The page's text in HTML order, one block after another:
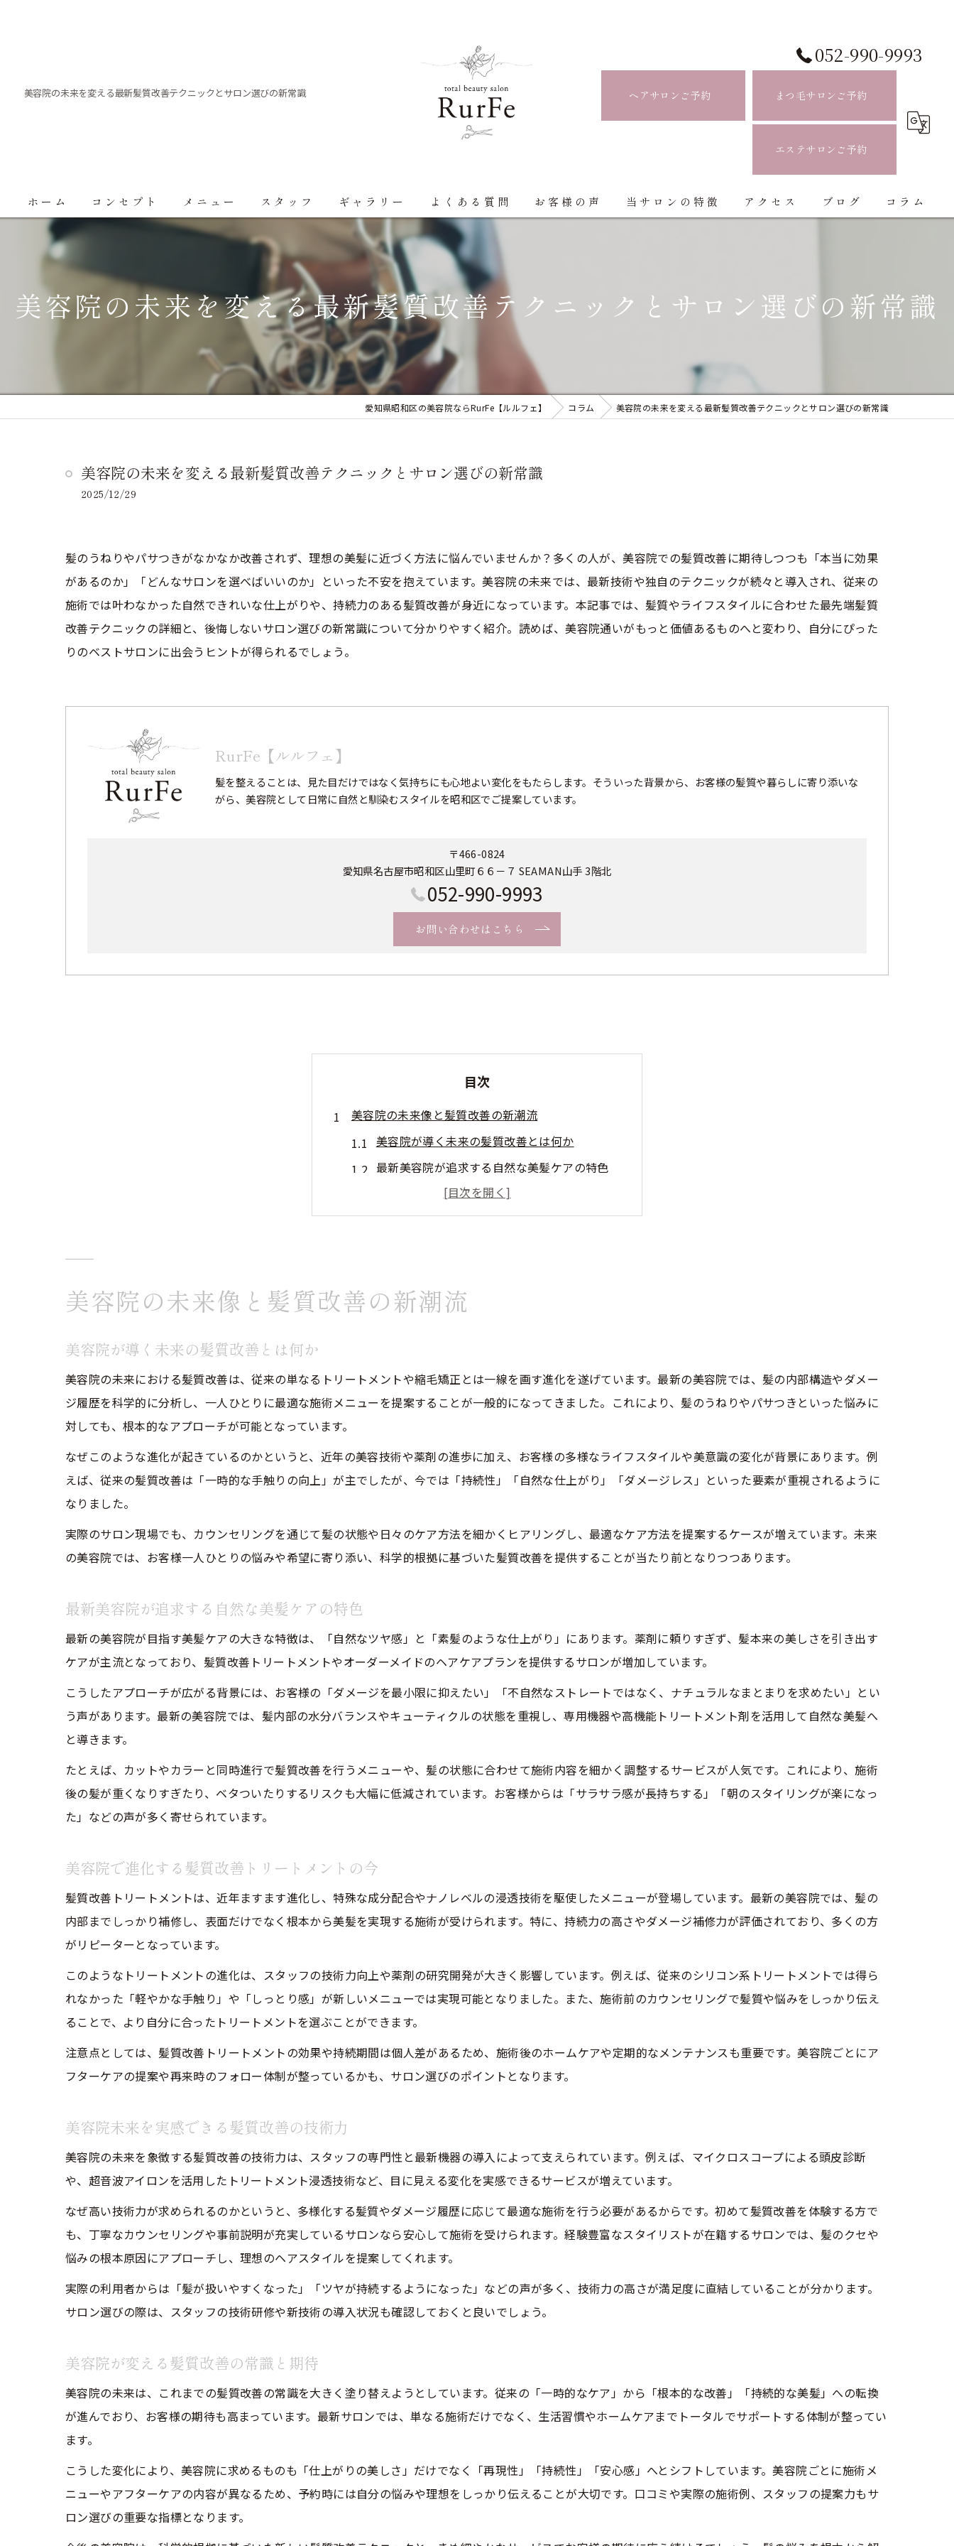
美容院の未来を変える最新髪質改善テクニックとサロン選びの新常識
052-990-9993
ヘアサロンご予約 まつ毛サロンご予約
エステサロンご予約
ホーム コンセプト メニュー スタッフ ギャラリー よくある質問 お客様の声 当サロンの特徴
似合わせカット
まつ毛パーマ
アクセス ブログ コラム
美容院の未来を変える最新髪質改善テクニックとサロン選びの新常識
愛知県昭和区の美容院ならRurFe【ルルフェ】 コラム 美容院の未来を変える最新髪質改善テクニックとサロン選びの新常識
美容院の未来を変える最新髪質改善テクニックとサロン選びの新常識
2025/12/29
髪のうねりやパサつきがなかなか改善されず、理想の美髪に近づく方法に悩んでいませんか？多くの人が、美容院での髪質改善に期待しつつも「本当に効果
があるのか」「どんなサロンを選べばいいのか」といった不安を抱えています。美容院の未来では、最新技術や独自のテクニックが続々と導入され、従来の
施術では叶わなかった自然できれいな仕上がりや、持続力のある髪質改善が身近になっています。本記事では、髪質やライフスタイルに合わせた最先端髪質
改善テクニックの詳細と、後悔しないサロン選びの新常識について分かりやすく紹介。読めば、美容院通いがもっと価値あるものへと変わり、自分にぴった
りのベストサロンに出会うヒントが得られるでしょう。
RurFe【ルルフェ】
髪を整えることは、見た目だけではなく気持ちにも心地よい変化をもたらします。そういった背景から、お客様の髪質や暮らしに寄り添いな
がら、美容院として日常に自然と馴染むスタイルを昭和区でご提案しています。
〒466-0824
愛知県名古屋市昭和区山里町６６－７ SEAMAN山手 3階北
052-990-9993
お問い合わせはこちら
目次
美容院の未来像と髪質改善の新潮流
美容院が導く未来の髪質改善とは何か
最新美容院が追求する自然な美髪ケアの特色
美容院で進化する髪質改善トリートメントの今
美容院未来を実感できる髪質改善の技術力
美容院で体感できる未来型ヘアケアの魅力
美容院が提供する次世代ヘアケアの充実度
美容院未来で注目される髪質改善プラン
美容院選びで重要な髪質改善の最新事情
美容院未来を意識した選び方のポイント
美容院で叶える理想の髪質改善の選択基準
美容院が持つ髪質改善の専門性と信頼性
美容院未来を象徴する最新テクニックの紹介
美容院の新技術が実現する髪質改善とは
美容院で注目される次世代施術のポイント
美容院未来で進化するヘアケア技術の要素
美容院で美髪を目指す際の注目ポイント
美容院選びで美髪を実現するコツと体験談
未来美容室で注目される髪質改善のコツ
美容院で実践する髪質改善のコツと秘訣
美容院のプロが教える髪質改善テクニック
美容院で人気の髪質改善法を徹底解説
美容院の未来像と髪質改善の新潮流
美容院が導く未来の髪質改善とは何か
美容院の未来における髪質改善は、従来の単なるトリートメントや縮毛矯正とは一線を画す進化を遂げています。最新の美容院では、髪の内部構造やダメー
ジ履歴を科学的に分析し、一人ひとりに最適な施術メニューを提案することが一般的になってきました。これにより、髪のうねりやパサつきといった悩みに
対しても、根本的なアプローチが可能となっています。
なぜこのような進化が起きているのかというと、近年の美容技術や薬剤の進歩に加え、お客様の多様なライフスタイルや美意識の変化が背景にあります。例
えば、従来の髪質改善は「一時的な手触りの向上」が主でしたが、今では「持続性」「自然な仕上がり」「ダメージレス」といった要素が重視されるように
なりました。
実際のサロン現場でも、カウンセリングを通じて髪の状態や日々のケア方法を細かくヒアリングし、最適なケア方法を提案するケースが増えています。未来
の美容院では、お客様一人ひとりの悩みや希望に寄り添い、科学的根拠に基づいた髪質改善を提供することが当たり前となりつつあります。
最新美容院が追求する自然な美髪ケアの特色
最新の美容院が目指す美髪ケアの大きな特徴は、「自然なツヤ感」と「素髪のような仕上がり」にあります。薬剤に頼りすぎず、髪本来の美しさを引き出す
ケアが主流となっており、髪質改善トリートメントやオーダーメイドのヘアケアプランを提供するサロンが増加しています。
こうしたアプローチが広がる背景には、お客様の「ダメージを最小限に抑えたい」「不自然なストレートではなく、ナチュラルなまとまりを求めたい」とい
う声があります。最新の美容院では、髪内部の水分バランスやキューティクルの状態を重視し、専用機器や高機能トリートメント剤を活用して自然な美髪へ
と導きます。
たとえば、カットやカラーと同時進行で髪質改善を行うメニューや、髪の状態に合わせて施術内容を細かく調整するサービスが人気です。これにより、施術
後の髪が重くなりすぎたり、ベタついたりするリスクも大幅に低減されています。お客様からは「サラサラ感が長持ちする」「朝のスタイリングが楽になっ
た」などの声が多く寄せられています。
美容院で進化する髪質改善トリートメントの今
髪質改善トリートメントは、近年ますます進化し、特殊な成分配合やナノレベルの浸透技術を駆使したメニューが登場しています。最新の美容院では、髪の
内部までしっかり補修し、表面だけでなく根本から美髪を実現する施術が受けられます。特に、持続力の高さやダメージ補修力が評価されており、多くの方
がリピーターとなっています。
このようなトリートメントの進化は、スタッフの技術力向上や薬剤の研究開発が大きく影響しています。例えば、従来のシリコン系トリートメントでは得ら
れなかった「軽やかな手触り」や「しっとり感」が新しいメニューでは実現可能となりました。また、施術前のカウンセリングで髪質や悩みをしっかり伝え
ることで、より自分に合ったトリートメントを選ぶことができます。
注意点としては、髪質改善トリートメントの効果や持続期間は個人差があるため、施術後のホームケアや定期的なメンテナンスも重要です。美容院ごとにア
フターケアの提案や再来時のフォロー体制が整っているかも、サロン選びのポイントとなります。
美容院未来を実感できる髪質改善の技術力
美容院の未来を象徴する髪質改善の技術力は、スタッフの専門性と最新機器の導入によって支えられています。例えば、マイクロスコープによる頭皮診断
や、超音波アイロンを活用したトリートメント浸透技術など、目に見える変化を実感できるサービスが増えています。
なぜ高い技術力が求められるのかというと、多様化する髪質やダメージ履歴に応じて最適な施術を行う必要があるからです。初めて髪質改善を体験する方で
も、丁寧なカウンセリングや事前説明が充実しているサロンなら安心して施術を受けられます。経験豊富なスタイリストが在籍するサロンでは、髪のクセや
悩みの根本原因にアプローチし、理想のヘアスタイルを提案してくれます。
実際の利用者からは「髪が扱いやすくなった」「ツヤが持続するようになった」などの声が多く、技術力の高さが満足度に直結していることが分かります。
サロン選びの際は、スタッフの技術研修や新技術の導入状況も確認しておくと良いでしょう。
美容院が変える髪質改善の常識と期待
美容院の未来は、これまでの髪質改善の常識を大きく塗り替えようとしています。従来の「一時的なケア」から「根本的な改善」「持続的な美髪」への転換
が進んでおり、お客様の期待も高まっています。最新サロンでは、単なる施術だけでなく、生活習慣やホームケアまでトータルでサポートする体制が整ってい
ます。
こうした変化により、美容院に求めるものも「仕上がりの美しさ」だけでなく「再現性」「持続性」「安心感」へとシフトしています。美容院ごとに施術メ
ニューやアフターケアの内容が異なるため、予約時には自分の悩みや理想をしっかり伝えることが大切です。口コミや実際の施術例、スタッフの提案力もサ
ロン選びの重要な指標となります。
ご予約はこちら
ご予約はこちら